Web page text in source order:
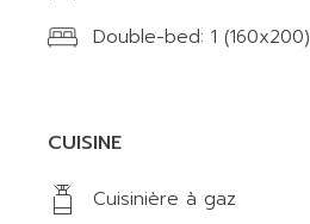
Double-bed: 1 (160x200)
CUISINE
Cuisinière à gaz